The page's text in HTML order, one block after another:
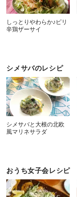
しっとりやわらか♪ピリ
辛鶏ザーサイ
シメサバのレシピ
シメサバと大根の北欧
風マリネサラダ
おうち女子会レシピ